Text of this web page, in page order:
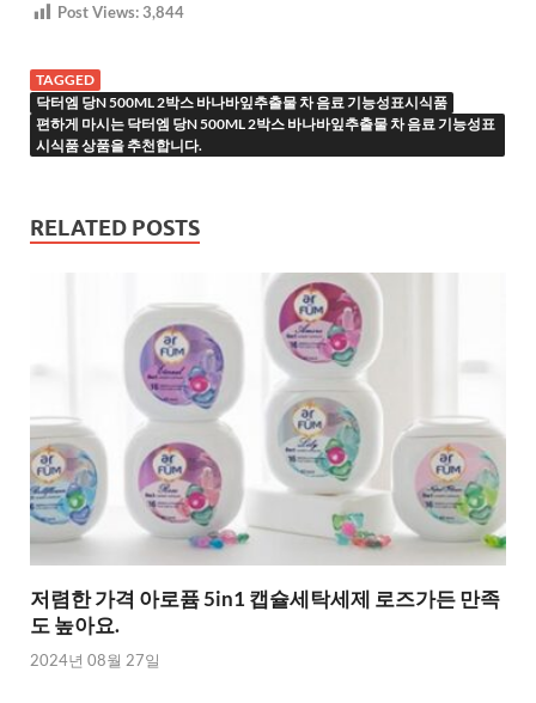
Post Views:3,844
TAGGED
닥터엠 당N 500ML 2박스 바나바잎추출물 차 음료 기능성표시식품
편하게 마시는 닥터엠 당N 500ML 2박스 바나바잎추출물 차 음료 기능성표
시식품 상품을 추천합니다.
RELATED POSTS
저렴한 가격 아로퓸 5in1 캡슐세탁세제 로즈가든 만족
도 높아요.
2024년 08월 27일